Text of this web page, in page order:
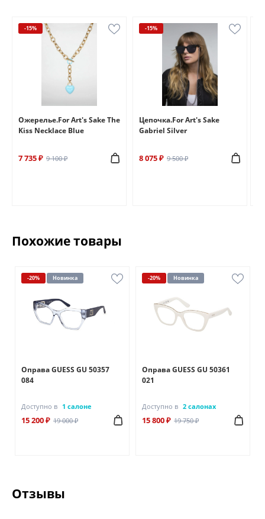
-15%
Ожерелье.For Art's Sake The
Kiss Necklace Blue
7 735 ₽ 9 100 ₽
-15%
Цепочка.For Art's Sake
Gabriel Silver
8 075 ₽ 9 500 ₽
Похожие товары
-20% Новинка
Оправа GUESS GU 50357
084
Доступно в 1 салоне
15 200 ₽ 19 000 ₽
-20% Новинка
Оправа GUESS GU 50361
021
Доступно в 2 салонах
15 800 ₽ 19 750 ₽
Отзывы